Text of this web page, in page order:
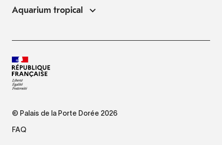
Aquarium tropical
© Palais de la Porte Dorée 2026
FAQ